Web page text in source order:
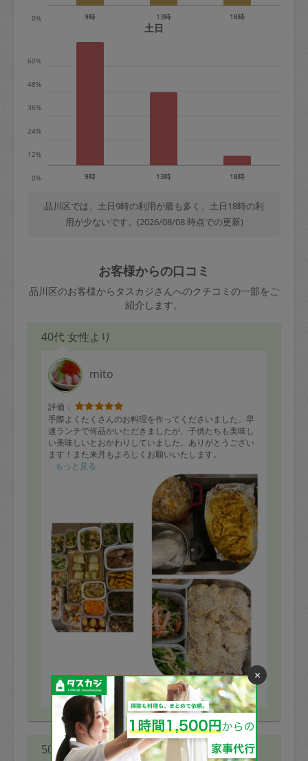
※キャンセル料金の設定について：
定期依頼1回（3時間）の金額とスポット
0% 9時 13時 18時
土日
0%
12%
24%
36%
48%
60%
9時 13時 18時
品川区では、土日9時の利用が最も多く、土日18時の利
用が少ないです。(2026/08/08 時点での更新)
お客様からの口コミ
品川区のお客様からタスカジさんへのクチコミの一部をご
紹介します。
40代 女性より
mito
評価：
手際よくたくさんのお料理を作ってくださいました。早
速ランチで何品かいただきましたが、子供たちも美味し
い美味しいとおかわりしていました。ありがとうござい
ます！また来月もよろしくお願いいたします。
もっと見る
※依頼者の依頼当時の主観的な感想です。
50代 女性より
×